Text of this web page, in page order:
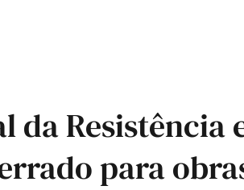
da Resistência
para